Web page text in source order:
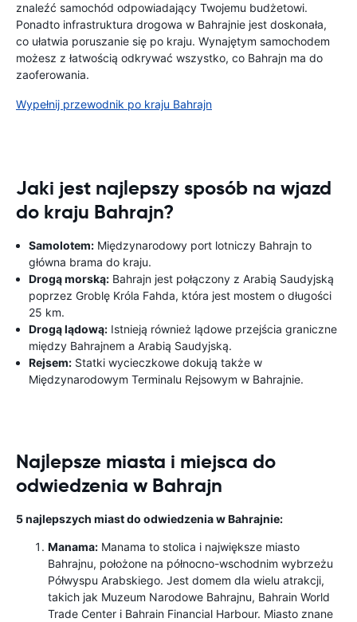
znaleźć samochód odpowiadający Twojemu budżetowi.
Ponadto infrastruktura drogowa w Bahrajnie jest doskonała,
co ułatwia poruszanie się po kraju. Wynajętym samochodem
możesz z łatwością odkrywać wszystko, co Bahrajn ma do
zaoferowania.
Wypełnij przewodnik po kraju Bahrajn
Jaki jest najlepszy sposób na wjazd
do kraju Bahrajn?
Samolotem: Międzynarodowy port lotniczy Bahrajn to
główna brama do kraju.
Drogą morską: Bahrajn jest połączony z Arabią Saudyjską
poprzez Groblę Króla Fahda, która jest mostem o długości
25 km.
Drogą lądową: Istnieją również lądowe przejścia graniczne
między Bahrajnem a Arabią Saudyjską.
Rejsem: Statki wycieczkowe dokują także w
Międzynarodowym Terminalu Rejsowym w Bahrajnie.
Najlepsze miasta i miejsca do
odwiedzenia w Bahrajn
5 najlepszych miast do odwiedzenia w Bahrajnie:
Manama: Manama to stolica i największe miasto
Bahrajnu, położone na północno-wschodnim wybrzeżu
Półwyspu Arabskiego. Jest domem dla wielu atrakcji,
takich jak Muzeum Narodowe Bahrajnu, Bahrain World
Trade Center i Bahrain Financial Harbour. Miasto znane